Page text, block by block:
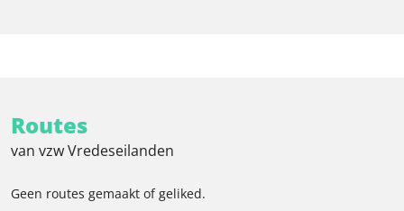
Routes
van vzw Vredeseilanden
Geen routes gemaakt of geliked.